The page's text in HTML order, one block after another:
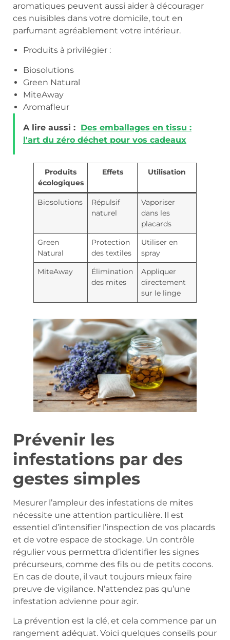
aromatiques peuvent aussi aider à décourager
ces nuisibles dans votre domicile, tout en
parfumant agréablement votre intérieur.
Produits à privilégier :
Biosolutions
Green Natural
MiteAway
Aromafleur
A lire aussi : Des emballages en tissu :
l'art du zéro déchet pour vos cadeaux
Produits
écologiques
Effets Utilisation
Biosolutions
Répulsif
naturel
Vaporiser
dans les
placards
Green
Natural
Protection
des textiles
Utiliser en
spray
MiteAway
Élimination
des mites
Appliquer
directement
sur le linge
Prévenir les
infestations par des
gestes simples
Mesurer l’ampleur des infestations de mites
nécessite une attention particulière. Il est
essentiel d’intensifier l’inspection de vos placards
et de votre espace de stockage. Un contrôle
régulier vous permettra d’identifier les signes
précurseurs, comme des fils ou de petits cocons.
En cas de doute, il vaut toujours mieux faire
preuve de vigilance. N’attendez pas qu’une
infestation advienne pour agir.
La prévention est la clé, et cela commence par un
rangement adéquat. Voici quelques conseils pour